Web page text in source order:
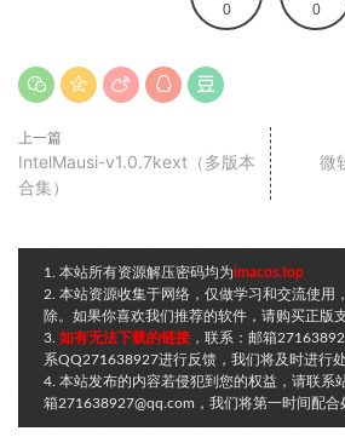
0 0
上一篇
IntelMausi-v1.0.7kext（多版本
合集）
微
1. 本站所有资源解压密码均为imacos.top
2. 本站资源收集于网络，仅做学习和交流使用
除。如果你喜欢我们推荐的软件，请购买正版
3. 如有无法下载的链接 ，联系：邮箱
系QQ271638927进行反馈，我们将及时进行处
4. 本站发布的内容若侵犯到您的权益，请联系
箱271638927@qq.com，我们将第一时间配合